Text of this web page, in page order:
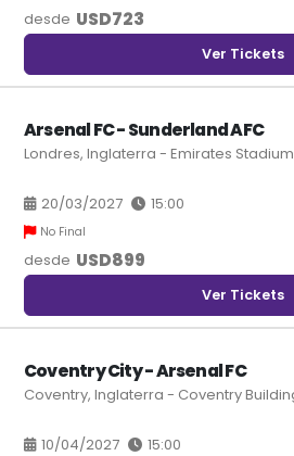
desde USD723
Ver Tickets
Arsenal FC - Sunderland AFC
Londres, Inglaterra - Emirates Stadium
20/03/2027 15:00
No Final
desde USD899
Ver Tickets
Coventry City - Arsenal FC
Coventry, Inglaterra - Coventry
10/04/2027 15:00